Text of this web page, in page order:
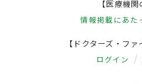
【医療機関
情報掲載にあた
【ドクターズ・ファ
ログイン